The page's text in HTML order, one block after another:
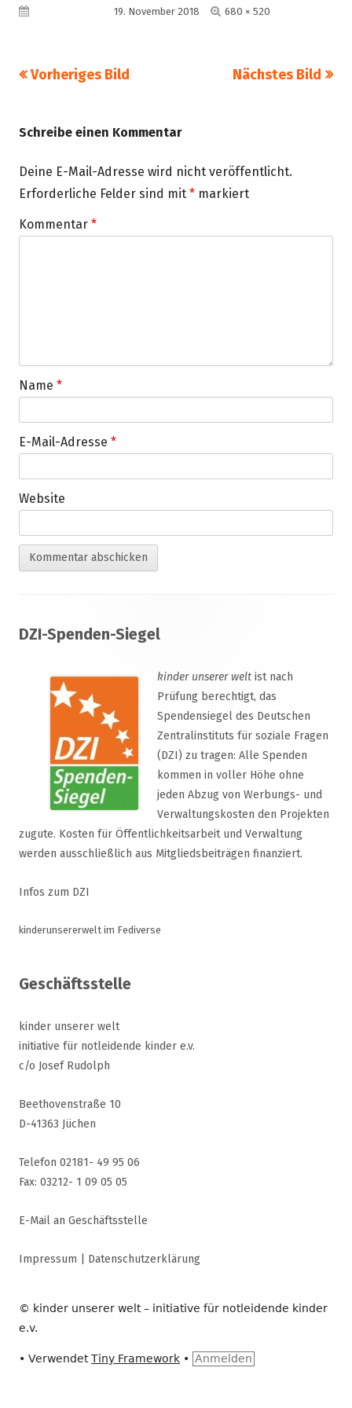
Veröffentlicht am19. November 2018 Volle
680 × 520
Vorheriges Bild Nächstes Bild
Schreibe einen Kommentar
Deine E-Mail-Adresse wird nicht veröffentlicht.
Erforderliche Felder sind mit * markiert
Kommentar *
Name *
E-Mail-Adresse *
Website
Inhalt
DZI-Spenden-Siegel
kinder unserer welt ist nach
Prüfung berechtigt, das
Spendensiegel des Deutschen
Zentralinstituts für soziale Fragen
(DZI) zu tragen: Alle Spenden
kommen in voller Höhe ohne
jeden Abzug von Werbungs- und
Verwaltungskosten den Projekten
zugute. Kosten für Öffentlichkeitsarbeit und Verwaltung
werden ausschließlich aus Mitgliedsbeiträgen finanziert.
Infos zum DZI
kinderunsererwelt im Fediverse
Geschäftsstelle
kinder unserer welt
initiative für notleidende kinder e.v.
c/o Josef Rudolph
Beethovenstraße 10
D-41363 Jüchen
Telefon 02181- 49 95 06
Fax: 03212- 1 09 05 05
E-Mail an Geschäftsstelle
Impressum Datenschutzerklärung
© kinder unserer welt – initiative für notleidende kinder
e.v.
• VerwendetTiny Framework • Anmelden